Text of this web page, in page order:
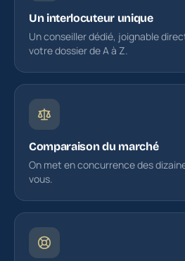
Un interlocuteur unique
Un conseiller dédié, joignable
votre dossier de A à Z.
Comparaison du marché
On met en concurrence des
vous.